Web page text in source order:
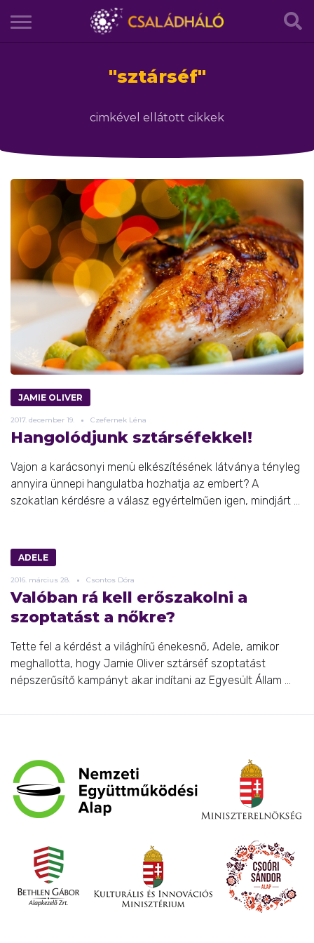
"sztárséf"
cimkével ellátott cikkek
JAMIE OLIVER
2017. december 19. Czefernek Léna
Hangolódjunk sztárséfekkel!
Vajon a karácsonyi menü elkészítésének látványa tényleg
annyira ünnepi hangulatba hozhatja az embert? A
szokatlan kérdésre a válasz egyértelműen igen, mindjárt ...
ADELE
2016. március 28. Csontos Dóra
Valóban rá kell erőszakolni a
szoptatást a nőkre?
Tette fel a kérdést a világhírű énekesnő, Adele, amikor
meghallotta, hogy Jamie Oliver sztárséf szoptatást
népszerűsítő kampányt akar indítani az Egyesült Állam ...